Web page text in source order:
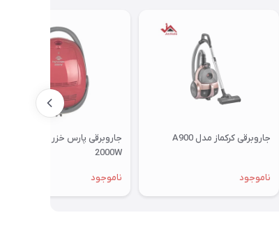
جاروبرقی کرکماز مدل A900
ناموجود
2000W
ناموجود